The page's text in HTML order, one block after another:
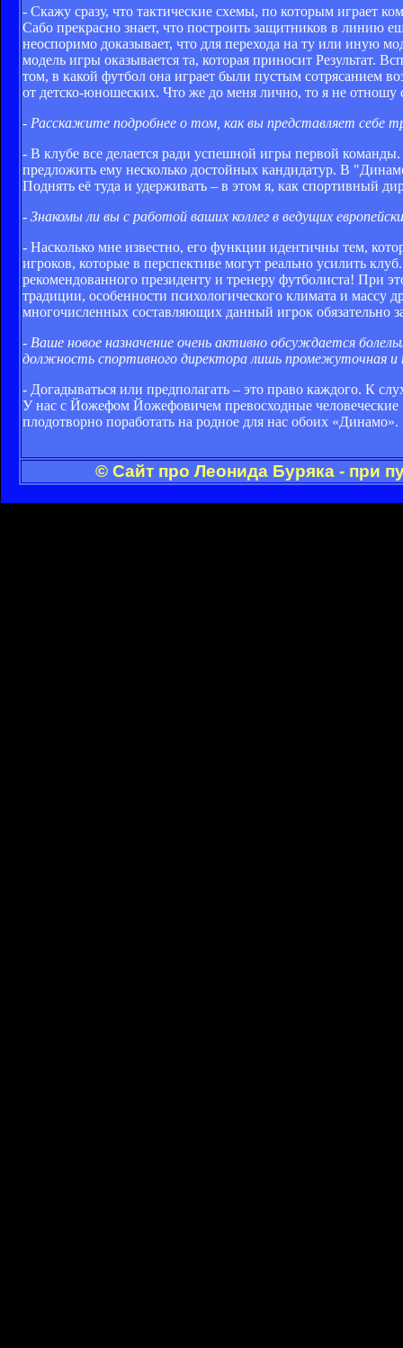
- Скажу сразу, что тактические схемы, по которым играет
Сабо прекрасно знает, что построить защитников в линию
неоспоримо доказывает, что для перехода на ту или иную
модель игры оказывается та, которая приносит Результат.
том, в какой футбол она играет были пустым сотрясанием
от детско-юношеских. Что же до меня лично, то я не
- Расскажите подробнее о том, как вы представляет себе
- В клубе все делается ради успешной игры первой
предложить ему несколько достойных кандидатур. В
Поднять её туда и удерживать – в этом я, как спортивный
- Знакомы ли вы с работой ваших коллег в ведущих
- Насколько мне известно, его функции идентичны тем,
игроков, которые в перспективе могут реально усилить
рекомендованного президенту и тренеру футболиста! При
традиции, особенности психологического климата и
многочисленных составляющих данный игрок обязательно
- Ваше новое назначение очень активно обсуждается
должность спортивного директора лишь промежуточная
- Догадываться или предполагать – это право каждого. К
У нас с Йожефом Йожефовичем превосходные
плодотворно поработать на родное для нас обоих
© Сайт про Леонида Буряка - при